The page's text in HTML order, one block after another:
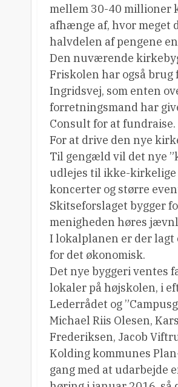
mellem 30-40 millioner
afhænge af, hvor meget
halvdelen af pengene
Den nuværende
Friskolen har også brug
Ingridsvej, som enten
forretningsmand har
Consult for at
For at drive den nye
Til gengæld vil det nye
udlejes til ikke-kirkelige
koncerter og større
Skitseforslaget bygger
menigheden høres
I lokalplanen er der lagt
for det økonomisk.
Det nye byggeri ventes
lokaler på højskolen, i
Lederrådet og
Michael Riis Olesen,
Frederiksen, Jacob
Kolding kommunes
gang med at udarbejde